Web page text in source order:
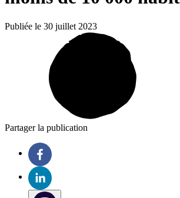
Publiée le 30 juillet 2023
Partager la publication